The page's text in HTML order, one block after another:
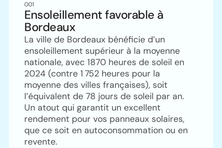
001
Ensoleillement favorable à
Bordeaux
La ville de Bordeaux bénéficie d’un
ensoleillement supérieur à la moyenne
nationale, avec 1870 heures de soleil en
2024 (contre 1 752 heures pour la
moyenne des villes françaises), soit
l’équivalent de 78 jours de soleil par an.
Un atout qui garantit un excellent
rendement pour vos panneaux solaires,
que ce soit en autoconsommation ou en
revente.